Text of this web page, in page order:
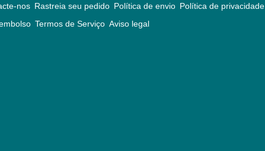
nos Rastreia seu pedido Política de envio Política de privacidade
Termos de Serviço Aviso legal